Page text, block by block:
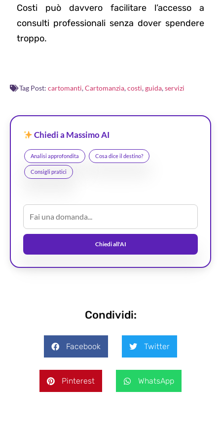
Costi può davvero facilitare l’accesso a
consulti professionali senza dover spendere
troppo.
Tag Post: cartomanti,Cartomanzia,costi,guida,servizi
Chiedi a Massimo AI
Analisi approfondita Cosa dice il destino?
Consigli pratici
Chiedi all'AI
Condividi:
Facebook Twitter
Pinterest WhatsApp